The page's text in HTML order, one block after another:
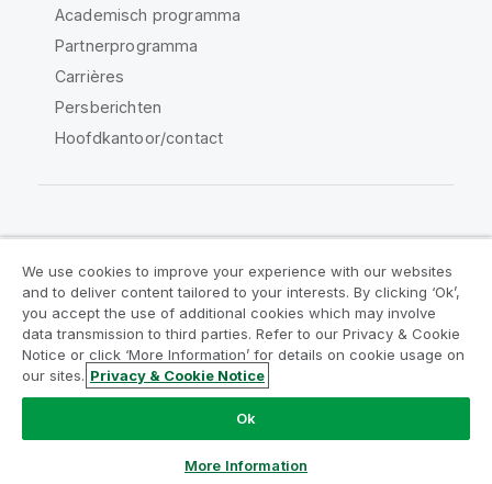
Academisch programma
Partnerprogramma
Carrières
Persberichten
Hoofdkantoor/contact
Juridische overeenkomsten
Productvoorwaarden
Legal Policies
Legal Policies
Gebruiksvoorwaarden
Handelsmerken
Do Not Share My Info
Copyright © 1993-2026 QlikTech International AB. Alle
We use cookies to improve your experience with our websites
and to deliver content tailored to your interests. By clicking ‘Ok’,
you accept the use of additional cookies which may involve
data transmission to third parties. Refer to our Privacy & Cookie
Notice or click ‘More Information’ for details on cookie usage on
our sites. Privacy & Cookie Notice
Ok
More Information